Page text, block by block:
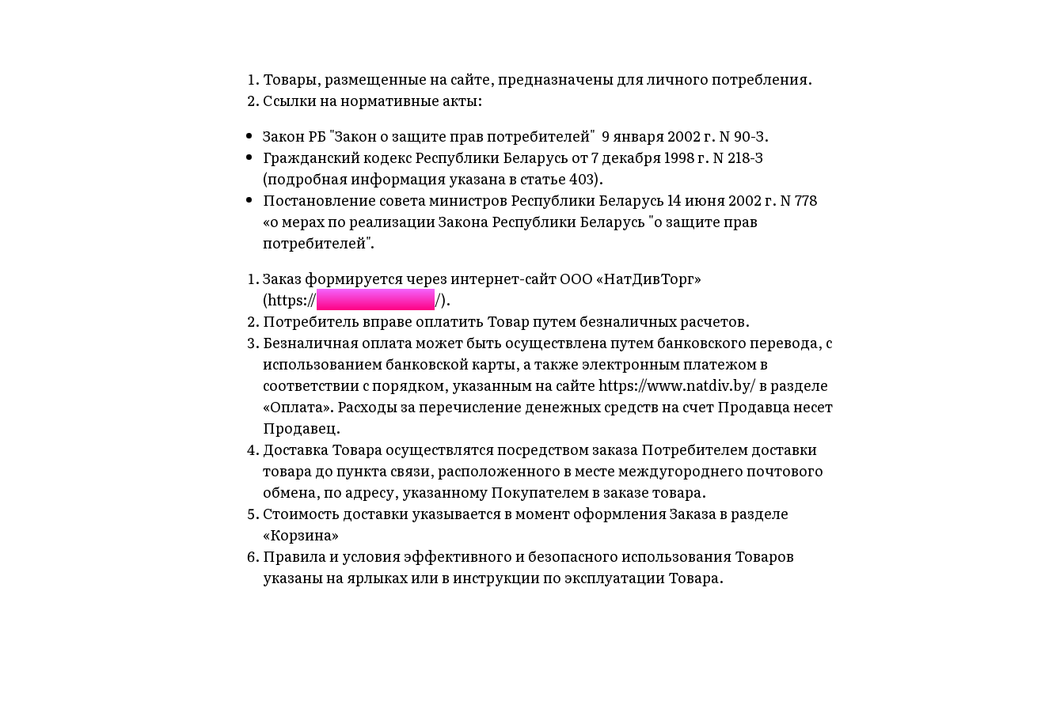
Товары, размещенные на сайте, предназначены для личного потребления.
Ссылки на нормативные акты:
Закон РБ "Закон о защите прав потребителей" 9 января 2002 г. N 90-З.
Гражданский кодекс Республики Беларусь от 7 декабря 1998 г. N 218-З
(подробная информация указана в статье 403).
Постановление совета министров Республики Беларусь 14 июня 2002 г. N 778
«о мерах по реализации Закона Республики Беларусь "о защите прав
потребителей".
Заказ формируется через интернет-сайт ООО «НатДивТорг»
(https://www.natdiv.by/).
Потребитель вправе оплатить Товар путем безналичных расчетов.
Безналичная оплата может быть осуществлена путем банковского перевода, с
использованием банковской карты, а также электронным платежом в
соответствии с порядком, указанным на сайте https://www.natdiv.by/ в разделе
«Оплата». Расходы за перечисление денежных средств на счет Продавца несет
Продавец.
Доставка Товара осуществлятся посредством заказа Потребителем доставки
товара до пункта связи, расположенного в месте междугороднего почтового
обмена, по адресу, указанному Покупателем в заказе товара.
Стоимость доставки указывается в момент оформления Заказа в разделе
«Корзина»
Правила и условия эффективного и безопасного использования Товаров
указаны на ярлыках или в инструкции по эксплуатации Товара.